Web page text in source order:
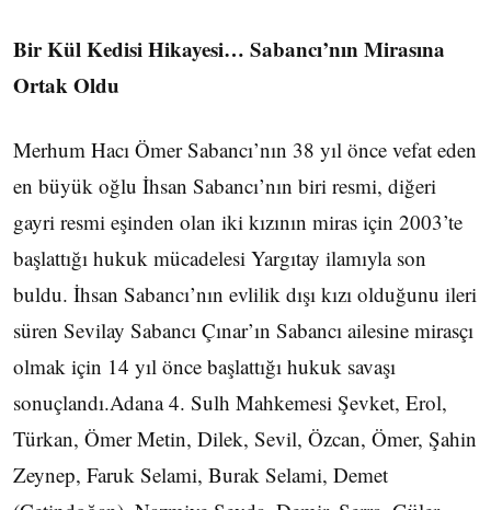
Bir Kül Kedisi Hikayesi… Sabancı’nın Mirasına
Ortak Oldu
Merhum Hacı Ömer Sabancı’nın 38 yıl önce vefat eden
en büyük oğlu İhsan Sabancı’nın biri resmi, diğeri
gayri resmi eşinden olan iki kızının miras için 2003’te
başlattığı hukuk mücadelesi Yargıtay ilamıyla son
buldu. İhsan Sabancı’nın evlilik dışı kızı olduğunu ileri
süren Sevilay Sabancı Çınar’ın Sabancı ailesine mirasçı
olmak için 14 yıl önce başlattığı hukuk savaşı
sonuçlandı.Adana 4. Sulh Mahkemesi Şevket, Erol,
Türkan, Ömer Metin, Dilek, Sevil, Özcan, Ömer, Şahin
Zeynep, Faruk Selami, Burak Selami, Demet